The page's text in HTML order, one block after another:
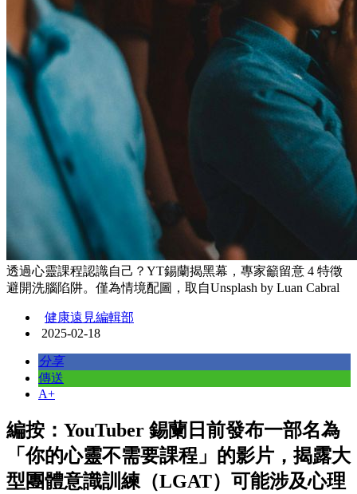
透過心靈課程認識自己？YT錫蘭揭黑幕，專家籲留意 4 特徵
避開洗腦陷阱。僅為情境配圖，取自Unsplash by Luan Cabral
健康遠見編輯部
2025-02-18
分享
傳送
A+
編按：YouTuber 錫蘭日前發布一部名為
「你的心靈不需要課程」的影片，揭露大
型團體意識訓練（LGAT）可能涉及心理